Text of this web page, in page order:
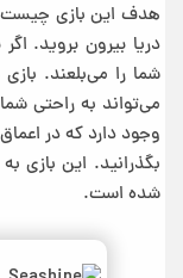
هدف این بازی چیست؟
دریا بیرون بروید.
شما را می‌بلعند.
می‌تواند به راحتی
وجود دارد که در
بگذرانید. این بازی
شده است.